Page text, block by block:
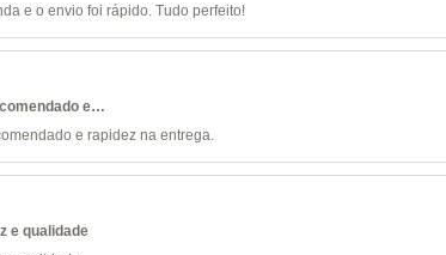
e o envio foi rápido. Tudo perfeito!
e…
e rapidez na entrega.
e qualidade